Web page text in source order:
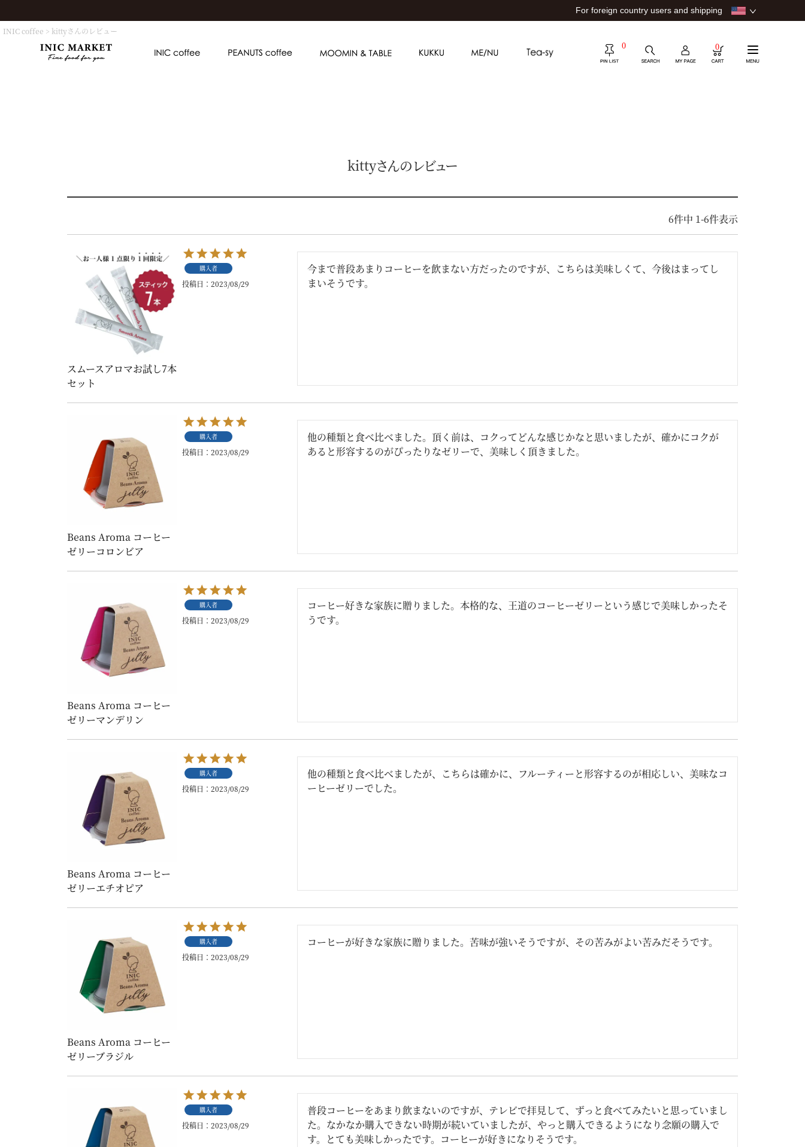
For foreign country users and shipping
0 0
INIC coffee kittyさんのレビュー
kittyさんのレビュー
6件中 1-6件表示
スムースアロマお試し7本
セット
購入者
投稿日 2023/08/29
今まで普段あまりコーヒーを飲まない方だったのですが、こちらは美味しくて、今後はまってし
まいそうです。
Beans Aroma コーヒー
ゼリーコロンビア
購入者
投稿日 2023/08/29
他の種類と食べ比べました。頂く前は、コクってどんな感じかなと思いましたが、確かにコクが
あると形容するのがぴったりなゼリーで、美味しく頂きました。
Beans Aroma コーヒー
ゼリーマンデリン
購入者
投稿日 2023/08/29
コーヒー好きな家族に贈りました。本格的な、王道のコーヒーゼリーという感じで美味しかったそ
うです。
Beans Aroma コーヒー
ゼリーエチオピア
購入者
投稿日 2023/08/29
他の種類と食べ比べましたが、こちらは確かに、フルーティーと形容するのが相応しい、美味なコ
ーヒーゼリーでした。
Beans Aroma コーヒー
ゼリーブラジル
購入者
投稿日 2023/08/29
コーヒーが好きな家族に贈りました。苦味が強いそうですが、その苦みがよい苦みだそうです。
購入者
投稿日 2023/08/29
普段コーヒーをあまり飲まないのですが、テレビで拝見して、ずっと食べてみたいと思っていまし
た。なかなか購入できない時期が続いていましたが、やっと購入できるようになり念願の購入で
す。とても美味しかったです。コーヒーが好きになりそうです。